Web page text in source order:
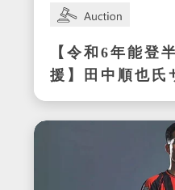
【令和6年能登
援】田中順也
ニフォーム